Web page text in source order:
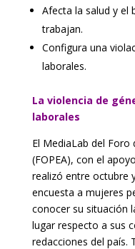
Afecta la salud y el
trabajan.
Configura una
laborales.
La violencia de
laborales
El MediaLab del
(FOPEA), con el
realizó entre octubre
encuesta a mujeres
conocer su situación
lugar respecto a sus
redacciones del país.